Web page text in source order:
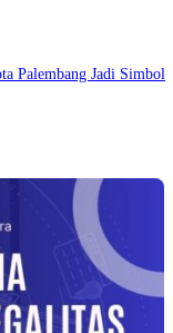
Palembang Jadi Simbol